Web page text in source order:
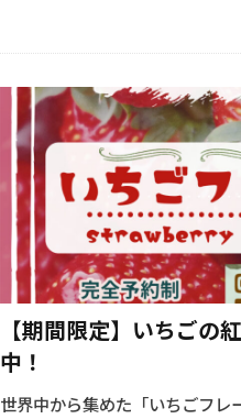
【期間限定】いちごの
中！
世界中から集めた「いちごフレ